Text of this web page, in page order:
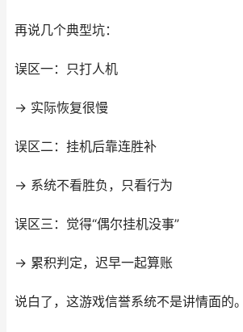
再说几个典型坑：
误区一：只打人机
→ 实际恢复很慢
误区二：挂机后靠连胜补
→ 系统不看胜负，只看行为
误区三：觉得“偶尔挂机没事”
→ 累积判定，迟早一起算账
说白了，这游戏信誉系统不是讲情面的。